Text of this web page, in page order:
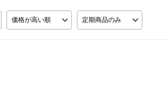
価格が高い順 定期商品のみ